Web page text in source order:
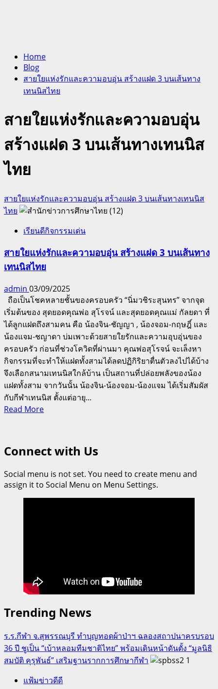
Home
Blog
สายใยแห่งรักและความอบอุ่น สร้างแฝด 3 บนเส้นทาง
เทนนิสไทย
สายใยแห่งรักและความอบอุ่น
สร้างแฝด 3 บนเส้นทางเทนนิส
ไทย
สายใยแห่งรักและความอบอุ่น สร้างแฝด 3 บนเส้นทางเทนนิส
ไทย
เรียนดีกิจกรรมเด่น
สายใยแห่งรักและความอบอุ่น สร้างแฝด 3 บนเส้นทาง
เทนนิสไทย
admin 03/09/2025
ถือเป็นโชคหลายชั้นของครอบครัว “นิ่มวชิระสุนทร” จากจุด
เริ่มต้นของ สุดยอดคุณพ่อ สุโรจน์ และสุดยอดคุณแม่ กัลยดา ที่
ได้ลูกแฝดถึงสามคน คือ น้องจิน-ชัญญา , น้องจอม-กฤษฎิ์ และ
น้องแจม-ชญาดา บ่มเพาะด้วยสายใยรักและความอุบอุ่นของ
ครอบครัว ก่อนที่ช่วงโควิดที่ผ่านมา คุณพ่อสุโรจน์ จะเล็งหา
กิจกรรมที่จะทำให้แฝดทั้งสามได้ลดปฏิกิริยาตื่นตัวลงไปได้บ้าง
จึงเลือกสนามเทนนิสใกล้บ้าน เป็นสถานที่ปล่อยพลังของน้อง
แฝดทั้งสาม จากวันนั้น น้องจิน-น้องจอม-น้องแจม ได้เริ่มสัมผัส
กับกีฬาเทนนิส ตั้งแต่อายุ...
Read MoreRead
แห่ง
และ
ความ
เทนนิส
Connect with Us
Social menu is not set. You need to create menu and
assign it to Social Menu on Menu Settings.
Trending News
ร.ร.กีฬา จ.สุพรรณบุรี ทำบุญทอดผ้าป่าฯ ฉลองสถาปนาครบรอบ
36 ปี ชูเป็น “เบ้าหลอมทีมชาติไทย” พร้อมเดินหน้าดันตั้ง “มูลนิธิ
สมบัติ คุรุพันธ์” เสริมฐานรากการศึกษากีฬา
1
แฟ้มข่าวดีดี